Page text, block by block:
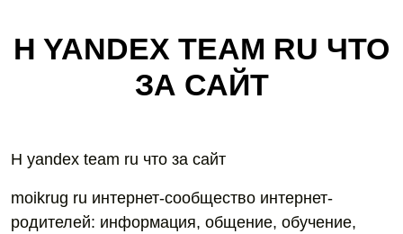
H YANDEX TEAM RU ЧТО
ЗА САЙТ
H yandex team ru что за сайт
moikrug ru интернет-сообщество интернет-
родителей: информация, общение, обучение,